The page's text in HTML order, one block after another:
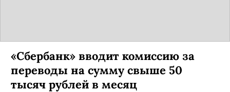
«Сбербанк» вводит комиссию за
переводы на сумму свыше 50
тысяч рублей в месяц